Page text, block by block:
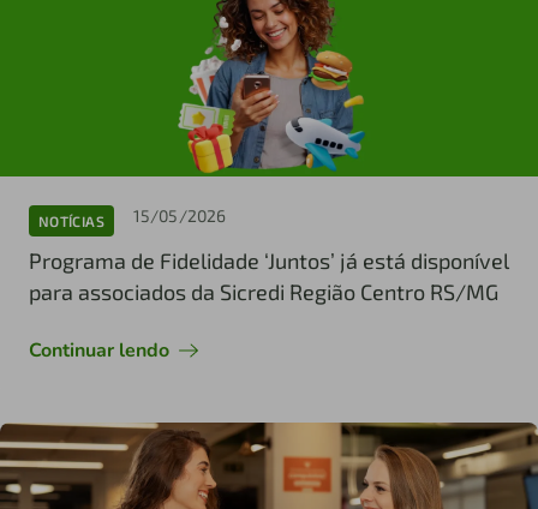
NOTÍCIAS 15/05/2026
Programa de Fidelidade ‘Juntos’ já está disponível
para associados da Sicredi Região Centro RS/MG
Continuar lendo